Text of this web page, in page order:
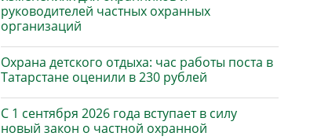
руководителей частных охранных
организаций
Охрана детского отдыха: час работы поста в
Татарстане оценили в 230 рублей
С 1 сентября 2026 года вступает в силу
новый закон о частной охранной